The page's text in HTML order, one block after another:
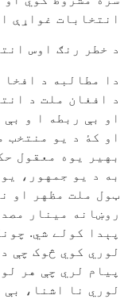
انتخابات غواړې
د خطر رنګ اوس
دا مطالبه د
د افغان ملت د
او بې ربطه ا و
او کۀ د يو منتخب
بهير يوه معقول
به د يو جمهور،
ټول ملت مظهر او
روښانه مينار
پېدا کولے شي.
لوري کوي څوک چې
پيام لري چې هر
لوري نا اشنا،